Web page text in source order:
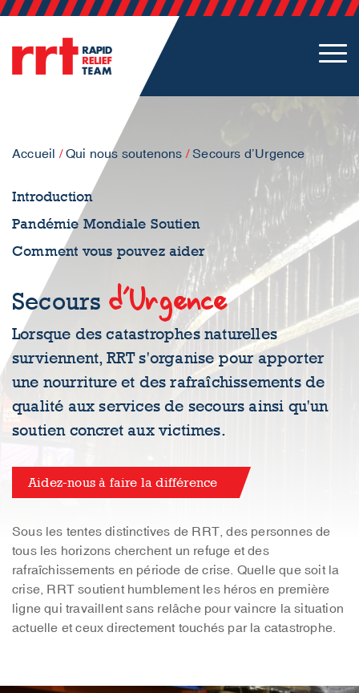
Accueil /Qui nous soutenons /Secours d’Urgence
Secours d’Urgence
Lorsque des catastrophes naturelles
surviennent, RRT s'organise pour apporter
une nourriture et des rafraîchissements de
qualité aux services de secours ainsi qu'un
soutien concret aux victimes.
Aidez-nous à faire la différence
Sous les tentes distinctives de RRT, des personnes de
tous les horizons cherchent un refuge et des
rafraîchissements en période de crise. Quelle que soit la
crise, RRT soutient humblement les héros en première
ligne qui travaillent sans relâche pour vaincre la situation
actuelle et ceux directement touchés par la catastrophe.
Introduction
Pandémie Mondiale Soutien
Comment vous pouvez aider